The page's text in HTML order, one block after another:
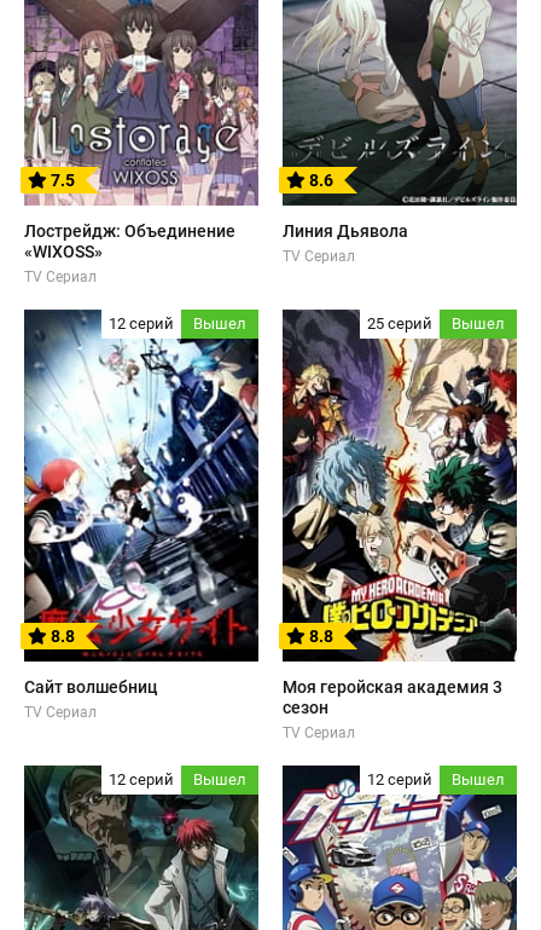
7.5
Лострейдж: Объединение
«WIXOSS»
TV Сериал
8.6
Линия Дьявола
TV Сериал
12 серий Вышел
8.8
Сайт волшебниц
TV Сериал
25 серий Вышел
8.8
Моя геройская академия 3
сезон
TV Сериал
12 серий Вышел 12 серий Вышел